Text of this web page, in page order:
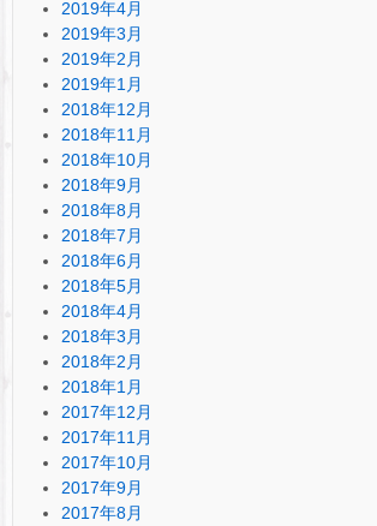
2019年4月
2019年3月
2019年2月
2019年1月
2018年12月
2018年11月
2018年10月
2018年9月
2018年8月
2018年7月
2018年6月
2018年5月
2018年4月
2018年3月
2018年2月
2018年1月
2017年12月
2017年11月
2017年10月
2017年9月
2017年8月